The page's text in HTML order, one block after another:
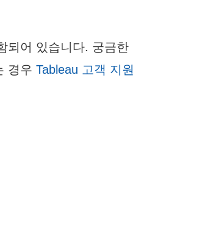
되어 있습니다. 궁금한
경우Tableau 고객 지원